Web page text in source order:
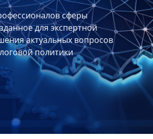
сферы
для экспертной
актуальных вопросов
политики